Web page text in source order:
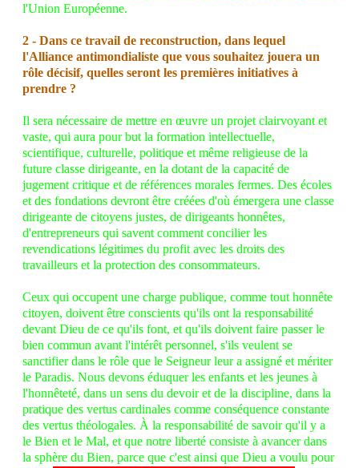
l'Union Européenne.
2 - Dans ce travail de reconstruction, dans lequel
l'Alliance antimondialiste que vous souhaitez jouera un
rôle décisif, quelles seront les premières initiatives à
prendre ?
Il sera nécessaire de mettre en œuvre un projet clairvoyant et
vaste, qui aura pour but la formation intellectuelle,
scientifique, culturelle, politique et même religieuse de la
future classe dirigeante, en la dotant de la capacité de
jugement critique et de références morales fermes. Des écoles
et des fondations devront être créées d'où émergera une classe
dirigeante de citoyens justes, de dirigeants honnêtes,
d'entrepreneurs qui savent comment concilier les
revendications légitimes du profit avec les droits des
travailleurs et la protection des consommateurs.
Ceux qui occupent une charge publique, comme tout honnête
citoyen, doivent être conscients qu'ils ont la responsabilité
devant Dieu de ce qu'ils font, et qu'ils doivent faire passer le
bien commun avant l'intérêt personnel, s'ils veulent se
sanctifier dans le rôle que le Seigneur leur a assigné et mériter
le Paradis. Nous devons éduquer les enfants et les jeunes à
l'honnêteté, dans un sens du devoir et de la discipline, dans la
pratique des vertus cardinales comme conséquence constante
des vertus théologales. À la responsabilité de savoir qu'il y a
le Bien et le Mal, et que notre liberté consiste à avancer dans
la sphère du Bien, parce que c'est ainsi que Dieu a voulu pour